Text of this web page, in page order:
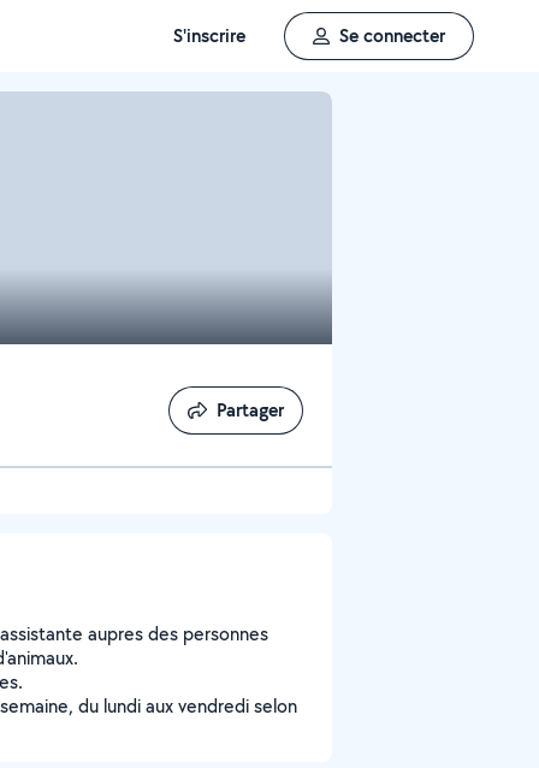
S'inscrire Se connecter
Partager
Partager
aupres des personnes
du lundi aux vendredi selon